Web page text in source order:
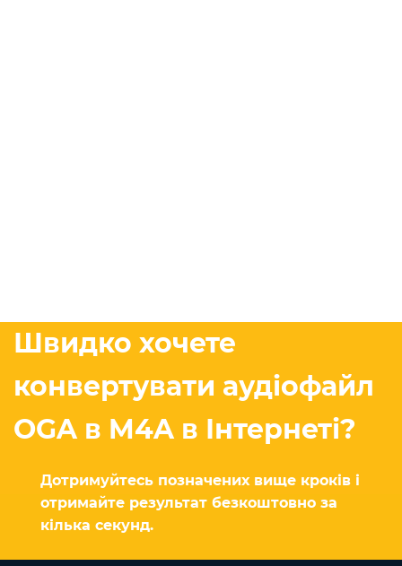
Швидко хочете
конвертувати аудіофайл
OGA в M4A в Інтернеті?
Дотримуйтесь позначених вище кроків і
отримайте результат безкоштовно за
кілька секунд.